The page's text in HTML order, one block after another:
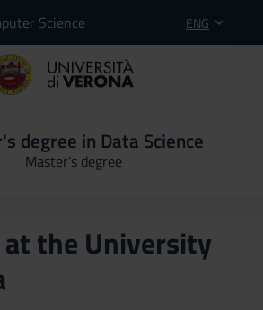
Science ENG
degree in Data Science
Master’s degree
the University